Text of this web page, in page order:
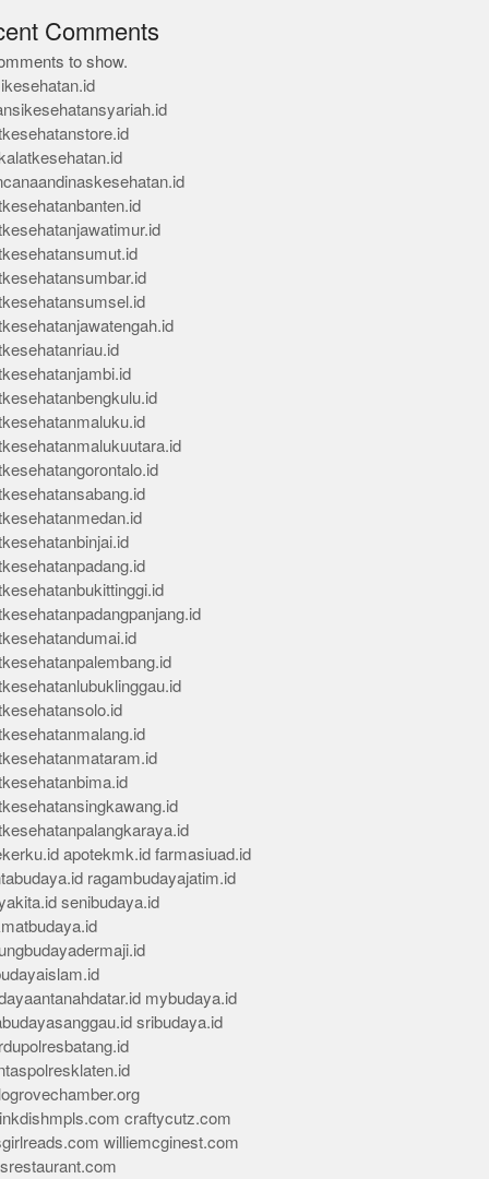
Comments
to show.
apotekmk.id farmasiuad.id
ragambudayajatim.id
senibudaya.id
mybudaya.id
sribudaya.id
craftycutz.com
williemcginest.com